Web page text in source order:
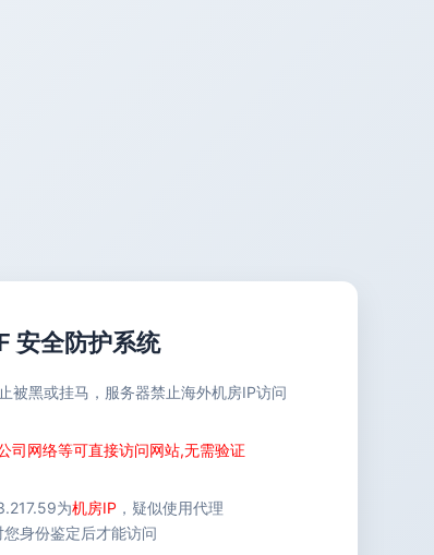
安全防护系统
被黑或挂马，服务器禁止海外机房IP访问
司网络等可直接访问网站,无需验证
为机房IP ，疑似使用代理
您身份鉴定后才能访问